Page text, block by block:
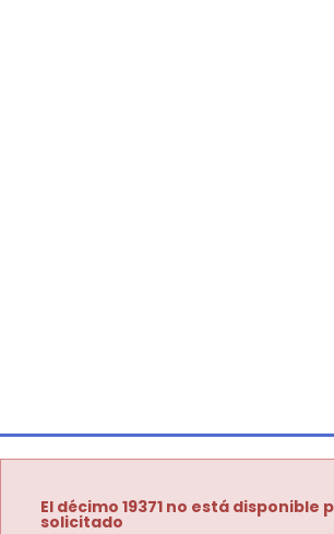
El décimo 19371 no está disponible
solicitado